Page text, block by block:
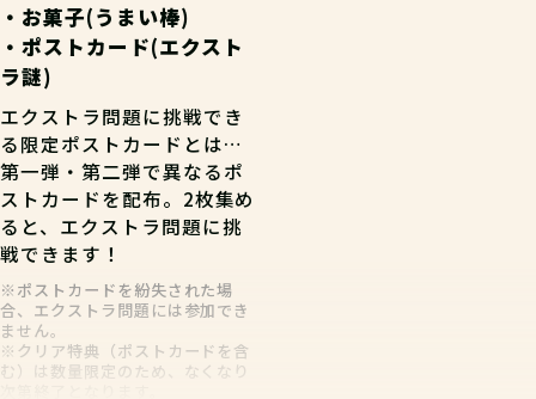
2
1
3.1 (7件) 2.7
キャダ
冒険者
RANK：A / Lv.96
初日にクリア。最後の謎の簡単な単語を勘違いし
※発見報告にGPSを使用するクエストが一部存在します。
03
第二弾 Aコース
5問(＋エクストラ謎)
難易度 ★★☆☆☆
ポイント 5pt
コイン
経験値 合計 7 pt
・お菓子(うまい棒)
・ポストカード(エクスト
ラ謎)
エクストラ問題に挑戦でき
る限定ポストカードとは…
第一弾・第二弾で異なるポ
ストカードを配布。2枚集め
ると、エクストラ問題に挑
戦できます！
※ポストカードを紛失された場
合、エクストラ問題には参加でき
ません。
※クリア特典（ポストカードを含
む）は数量限定のため、なくなり